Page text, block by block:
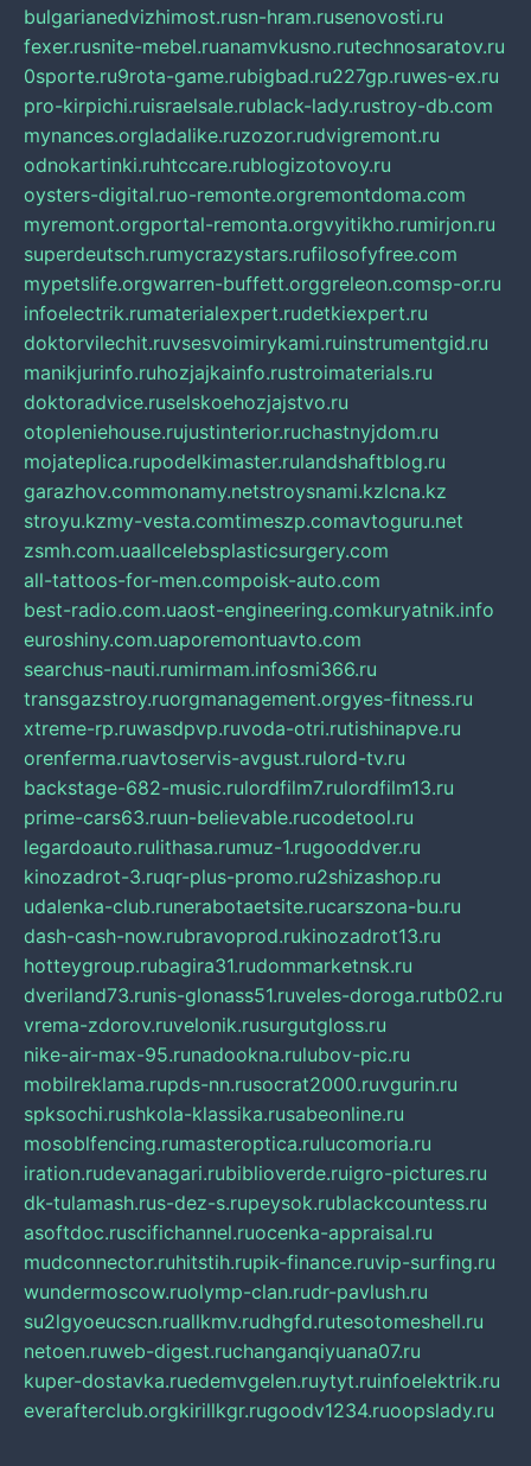
bulgarianedvizhimost.rusn-hram.rusenovosti.ru
fexer.rusnite-mebel.ruanamvkusno.rutechnosaratov.ru
0sporte.ru9rota-game.rubigbad.ru227gp.ruwes-ex.ru
pro-kirpichi.ruisraelsale.rublack-lady.rustroy-db.com
mynances.orgladalike.ruzozor.rudvigremont.ru
odnokartinki.ruhtccare.rublogizotovoy.ru
oysters-digital.ruo-remonte.orgremontdoma.com
myremont.orgportal-remonta.orgvyitikho.rumirjon.ru
superdeutsch.rumycrazystars.rufilosofyfree.com
mypetslife.orgwarren-buffett.orggreleon.comsp-or.ru
infoelectrik.rumaterialexpert.rudetkiexpert.ru
doktorvilechit.ruvsesvoimirykami.ruinstrumentgid.ru
manikjurinfo.ruhozjajkainfo.rustroimaterials.ru
doktoradvice.ruselskoehozjajstvo.ru
otopleniehouse.rujustinterior.ruchastnyjdom.ru
mojateplica.rupodelkimaster.rulandshaftblog.ru
garazhov.commonamy.netstroysnami.kzlcna.kz
stroyu.kzmy-vesta.comtimeszp.comavtoguru.net
zsmh.com.uaallcelebsplasticsurgery.com
all-tattoos-for-men.compoisk-auto.com
best-radio.com.uaost-engineering.comkuryatnik.info
euroshiny.com.uaporemontuavto.com
searchus-nauti.rumirmam.infosmi366.ru
transgazstroy.ruorgmanagement.orgyes-fitness.ru
xtreme-rp.ruwasdpvp.ruvoda-otri.rutishinapve.ru
orenferma.ruavtoservis-avgust.rulord-tv.ru
backstage-682-music.rulordfilm7.rulordfilm13.ru
prime-cars63.ruun-believable.rucodetool.ru
legardoauto.rulithasa.rumuz-1.rugooddver.ru
kinozadrot-3.ruqr-plus-promo.ru2shizashop.ru
udalenka-club.runerabotaetsite.rucarszona-bu.ru
dash-cash-now.rubravoprod.rukinozadrot13.ru
hotteygroup.rubagira31.rudommarketnsk.ru
dveriland73.runis-glonass51.ruveles-doroga.rutb02.ru
vrema-zdorov.ruvelonik.rusurgutgloss.ru
nike-air-max-95.runadookna.rulubov-pic.ru
mobilreklama.rupds-nn.rusocrat2000.ruvgurin.ru
spksochi.rushkola-klassika.rusabeonline.ru
mosoblfencing.rumasteroptica.rulucomoria.ru
iration.rudevanagari.rubiblioverde.ruigro-pictures.ru
dk-tulamash.rus-dez-s.rupeysok.rublackcountess.ru
asoftdoc.ruscifichannel.ruocenka-appraisal.ru
mudconnector.ruhitstih.rupik-finance.ruvip-surfing.ru
wundermoscow.ruolymp-clan.rudr-pavlush.ru
su2lgyoeucscn.ruallkmv.rudhgfd.rutesotomeshell.ru
netoen.ruweb-digest.ruchanganqiyuana07.ru
kuper-dostavka.ruedemvgelen.ruytyt.ruinfoelektrik.ru
everafterclub.orgkirillkgr.rugoodv1234.ruoopslady.ru